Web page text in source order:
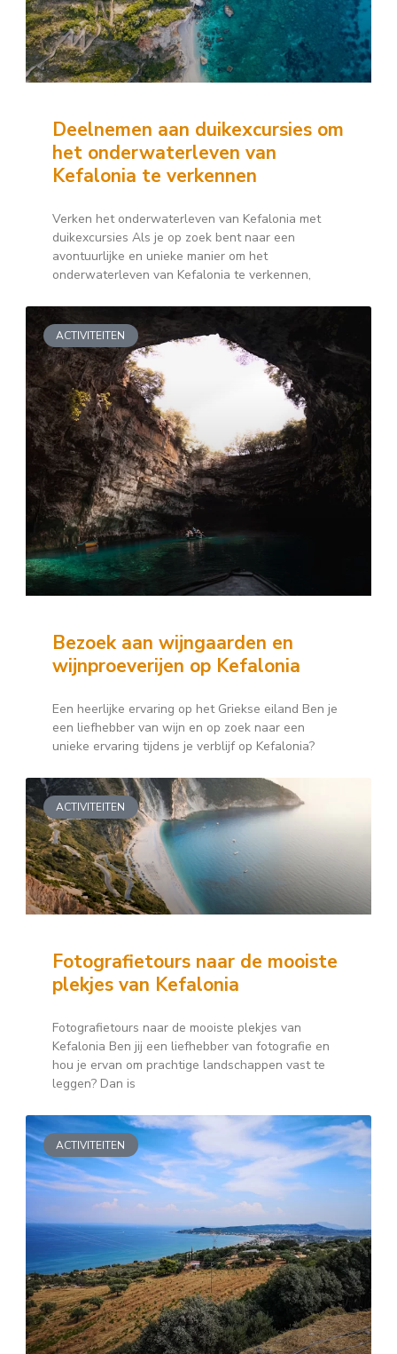
Deelnemen aan duikexcursies om
het onderwaterleven van
Kefalonia te verkennen
Verken het onderwaterleven van Kefalonia met
duikexcursies Als je op zoek bent naar een
avontuurlijke en unieke manier om het
onderwaterleven van Kefalonia te verkennen,
ACTIVITEITEN
Bezoek aan wijngaarden en
wijnproeverijen op Kefalonia
Een heerlijke ervaring op het Griekse eiland Ben je
een liefhebber van wijn en op zoek naar een
unieke ervaring tijdens je verblijf op Kefalonia?
ACTIVITEITEN
Fotografietours naar de mooiste
plekjes van Kefalonia
Fotografietours naar de mooiste plekjes van
Kefalonia Ben jij een liefhebber van fotografie en
hou je ervan om prachtige landschappen vast te
leggen? Dan is
ACTIVITEITEN